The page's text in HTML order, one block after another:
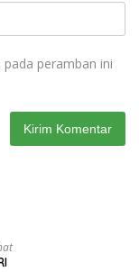
peramban ini